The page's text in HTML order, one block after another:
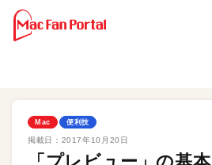
Mac 便利技
掲載日： 2017年10月20日